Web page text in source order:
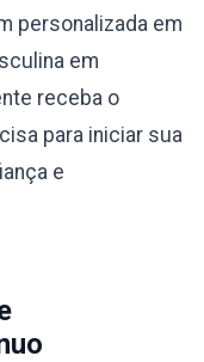
personalizada em
em
receba o
para iniciar sua
e